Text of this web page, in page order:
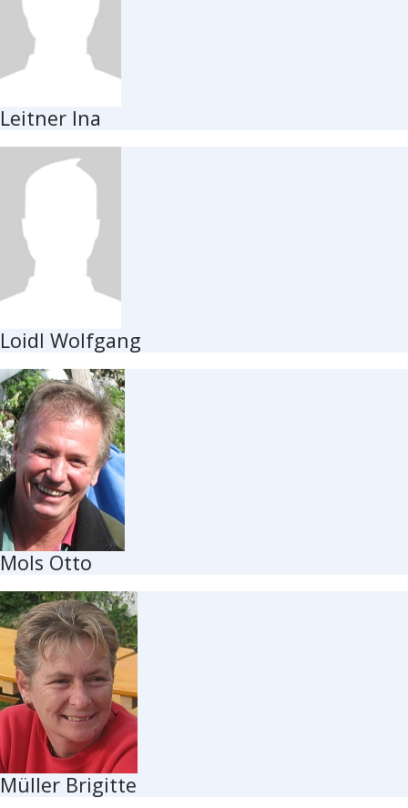
Leitner Ina
Loidl Wolfgang
Mols Otto
Müller Brigitte